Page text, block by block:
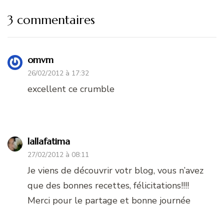
3 commentaires
omvm
26/02/2012 à 17:32
excellent ce crumble
lallafatima
27/02/2012 à 08:11
Je viens de découvrir votr blog, vous n’avez
que des bonnes recettes, félicitations!!!!
Merci pour le partage et bonne journée